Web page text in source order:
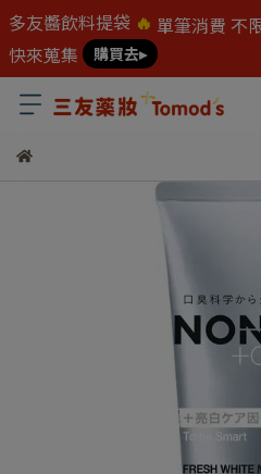
多友醬飲料提袋 🔥 單筆消費 不
快來蒐集
購買去▸